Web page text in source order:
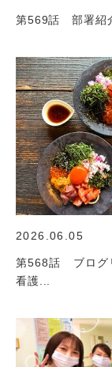
第569話 部署紹
2026.06.05
第568話 ブログ
看護...